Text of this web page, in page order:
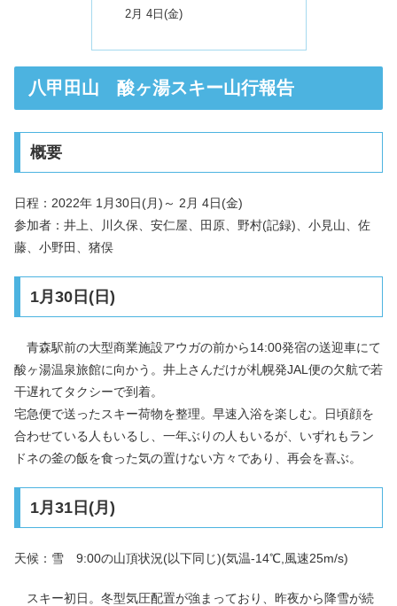
2月 4日(金)
八甲田山 酸ヶ湯スキー山行報告
概要
日程：2022年 1月30日(月)～ 2月 4日(金)
参加者：井上、川久保、安仁屋、田原、野村(記録)、小見山、佐
藤、小野田、猪俣
1月30日(日)
青森駅前の大型商業施設アウガの前から14:00発宿の送迎車にて
酸ヶ湯温泉旅館に向かう。井上さんだけが札幌発JAL便の欠航で若
干遅れてタクシーで到着。
宅急便で送ったスキー荷物を整理。早速入浴を楽しむ。日頃顔を
合わせている人もいるし、一年ぶりの人もいるが、いずれもラン
ドネの釜の飯を食った気の置けない方々であり、再会を喜ぶ。
1月31日(月)
天候：雪 9:00の山頂状況(以下同じ)(気温-14℃,風速25m/s)
スキー初日。冬型気圧配置が強まっており、昨夜から降雪が続